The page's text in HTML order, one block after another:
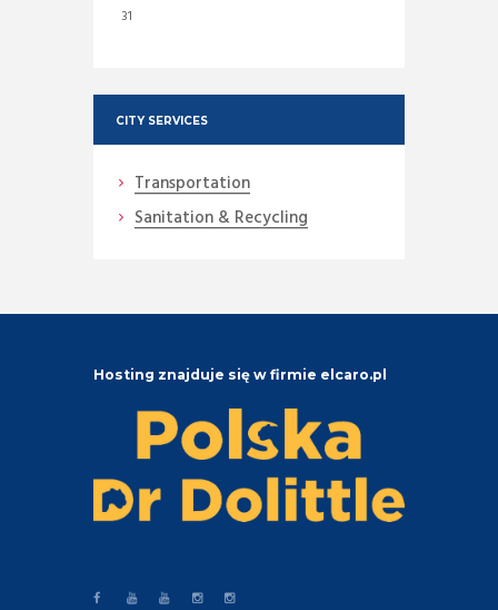
31
CITY SERVICES
Transportation
Sanitation & Recycling
Hosting znajduje się w firmie elcaro.pl